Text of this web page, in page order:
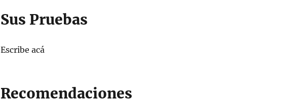
Sus Pruebas
Escribe acá
Recomendaciones